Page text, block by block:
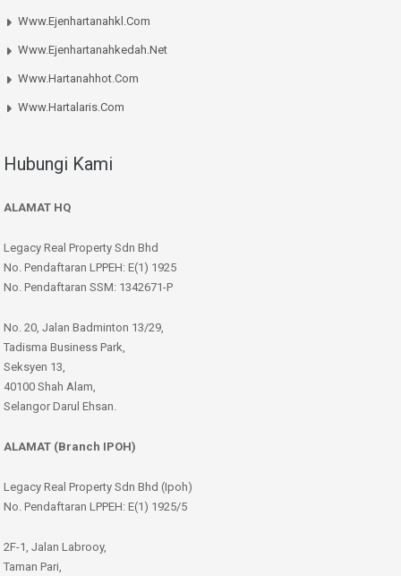
Www.ejenhartanahkl.com
Www.ejenhartanahkedah.net
Www.hartanahhot.com
Www.hartalaris.com
Hubungi Kami
ALAMAT HQ
Legacy Real Property Sdn Bhd
No. Pendaftaran LPPEH: E(1) 1925
No. Pendaftaran SSM: 1342671-P
No. 20, Jalan Badminton 13/29,
Tadisma Business Park,
Seksyen 13,
40100 Shah Alam,
Selangor Darul Ehsan.
ALAMAT (Branch IPOH)
Legacy Real Property Sdn Bhd (Ipoh)
No. Pendaftaran LPPEH: E(1) 1925/5
2F-1, Jalan Labrooy,
Taman Pari,